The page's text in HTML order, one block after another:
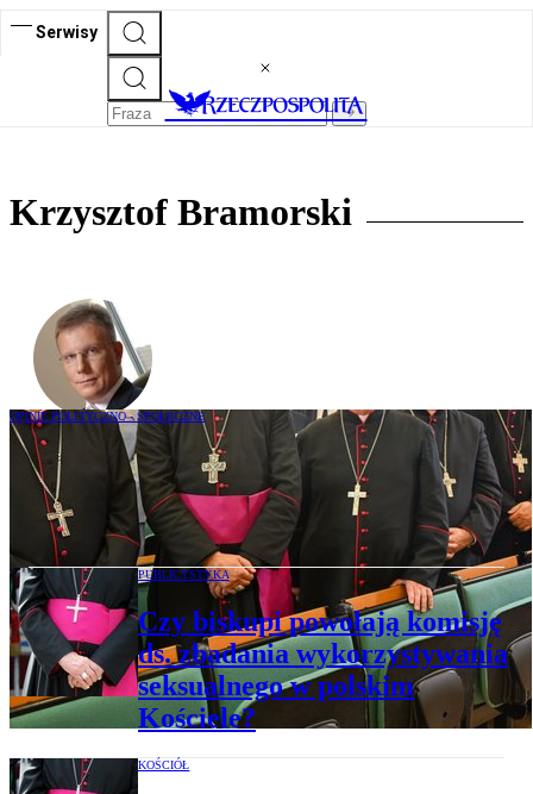
Serwisy
Krzysztof Bramorski
OPINIE POLITYCZNO - SPOŁECZNE
Krzysztof Bramorski: Komisja do
zbadania pedofilii w Kościele powstała –
czy spełni oczekiwania?
PUBLICYSTYKA
Czy biskupi powołają komisję
ds. zbadania wykorzystywania
seksualnego w polskim
Kościele?
KOŚCIÓŁ